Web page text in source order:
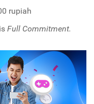
rupiah
Full Commitment.